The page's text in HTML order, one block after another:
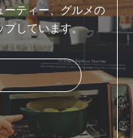
ーティー、グルメの
プしています。